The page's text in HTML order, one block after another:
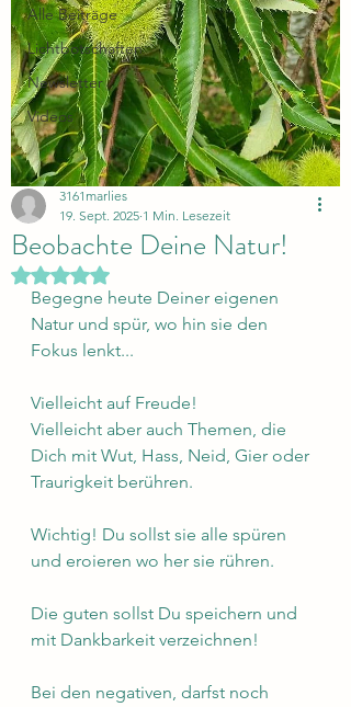
Alle Beiträge
Lichtbotschaften
Newsletter
Videos
Beobachte Deine Natur!
3161marlies
19. Sept. 2025 1 Min. Lesezeit
Mit NaN von 5 Sternen bewertet.
Begegne heute Deiner eigenen
Natur und spür, wo hin sie den
Fokus lenkt...
Vielleicht auf Freude!
Vielleicht aber auch Themen, die
Dich mit Wut, Hass, Neid, Gier oder
Traurigkeit berühren.
Wichtig! Du sollst sie alle spüren
und eroieren wo her sie rühren.
Die guten sollst Du speichern und
mit Dankbarkeit verzeichnen!
Bei den negativen, darfst noch